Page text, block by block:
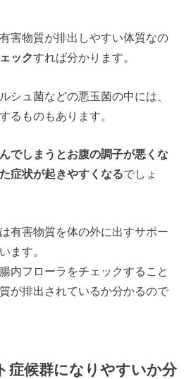
害物質が排出しやすい体質なの
ックすれば分かります。
シュ菌などの悪玉菌の中には、
るものもあります。
でしまうとお腹の調子が悪くな
症状が起きやすくなるでしょ
有害物質を体の外に出すサポー
ます。
内フローラをチェックすること
が排出されているか分かるので
症候群になりやすいか分